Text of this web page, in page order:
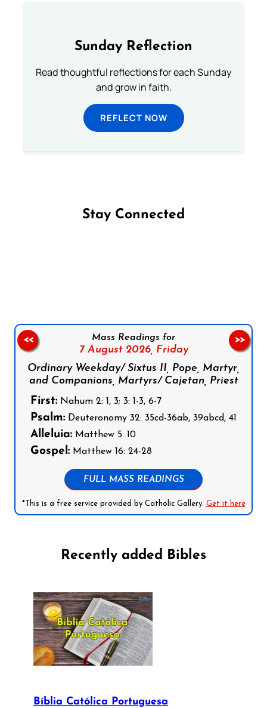
Sunday Reflection
Read thoughtful reflections for each Sunday
and grow in faith.
REFLECT NOW
Stay Connected
Mass Readings for
7 August 2026, Friday
Ordinary Weekday/ Sixtus II, Pope, Martyr,
and Companions, Martyrs/ Cajetan, Priest
First: Nahum 2: 1, 3; 3: 1-3, 6-7
Psalm: Deuteronomy 32: 35cd-36ab, 39abcd, 41
Alleluia: Matthew 5: 10
Gospel: Matthew 16: 24-28
FULL MASS READINGS
*This is a free service provided by Catholic Gallery. Get it here
<< >>
Recently added Bibles
Bíblia Católica Portuguesa